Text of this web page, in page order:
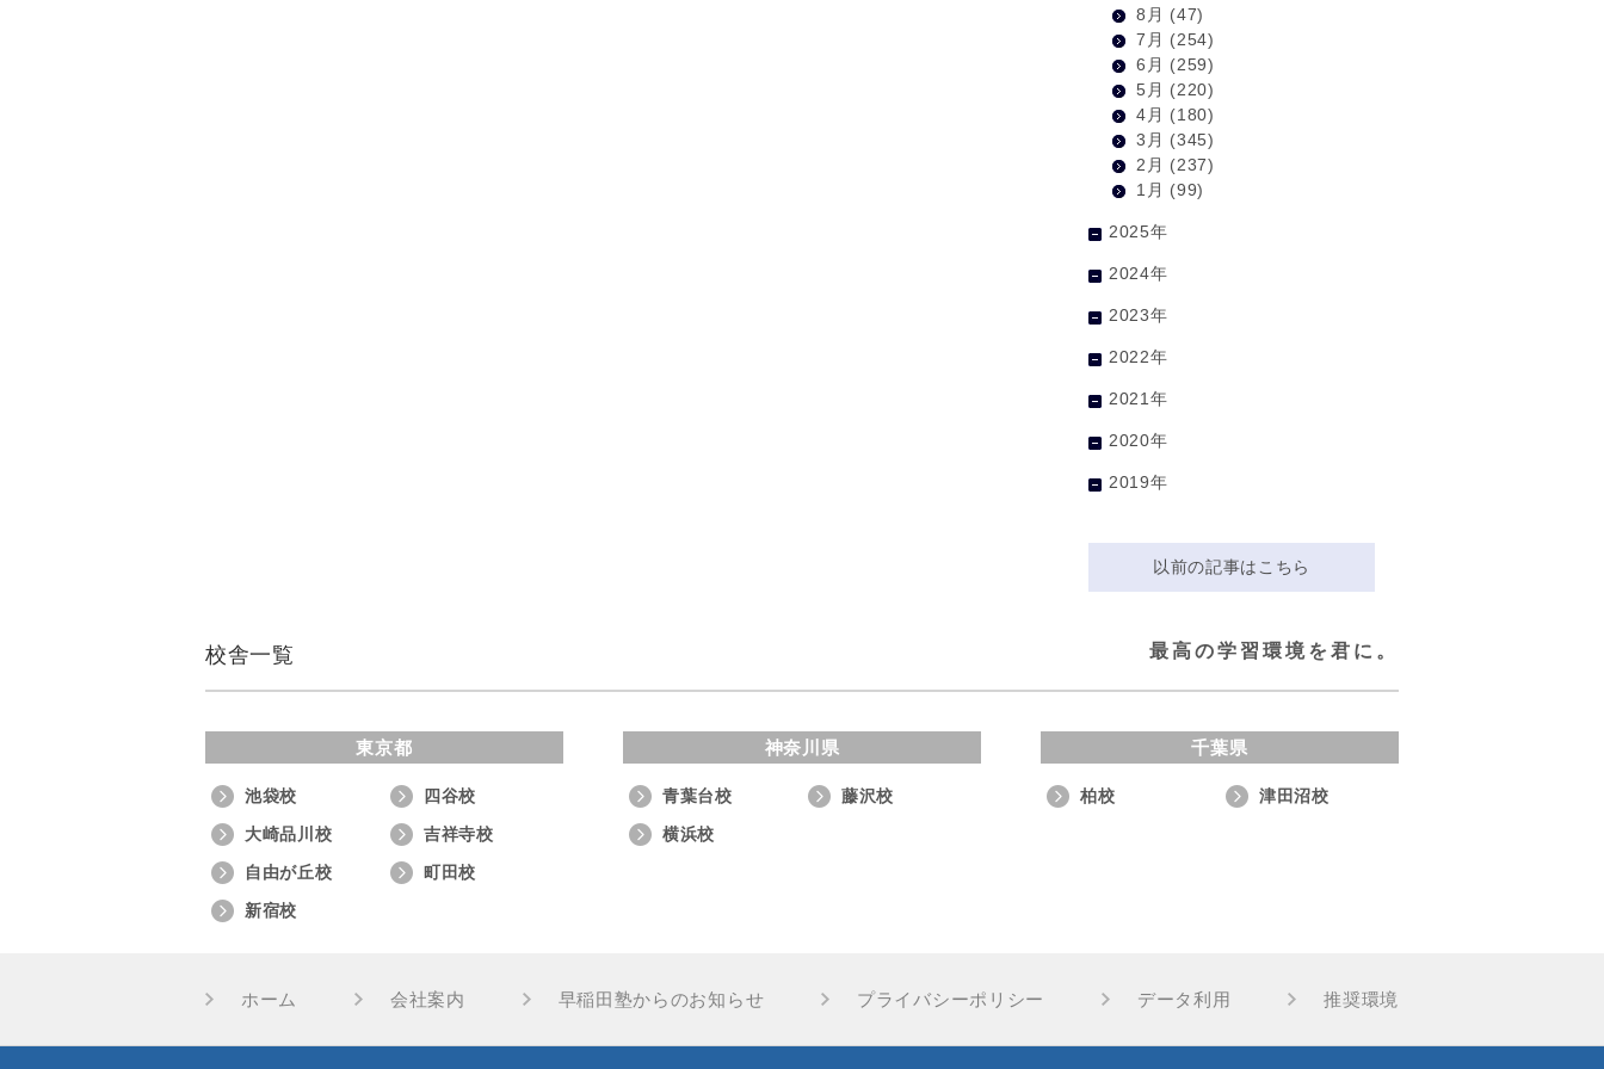
8月 (47)
7月 (254)
6月 (259)
5月 (220)
4月 (180)
3月 (345)
2月 (237)
1月 (99)
2025年
2024年
2023年
2022年
2021年
2020年
2019年
以前の記事はこちら
校舎一覧 最高の学習環境を君に。
東京都
池袋校
四谷校
大崎品川校
吉祥寺校
自由が丘校
町田校
新宿校
神奈川県
青葉台校
藤沢校
横浜校
千葉県
柏校 津田沼校
ホーム 会社案内 早稲田塾からのお知らせ プライバシーポリシー データ利用 推奨環境